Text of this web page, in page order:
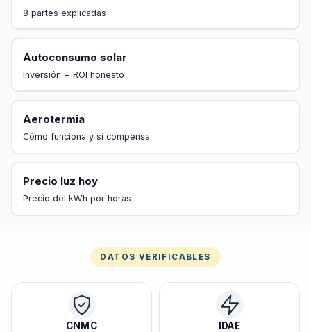
8 partes explicadas
Autoconsumo solar
Inversión + ROI honesto
Aerotermia
Cómo funciona y si compensa
Precio luz hoy
Precio del kWh por horas
DATOS VERIFICABLES
CNMC IDAE